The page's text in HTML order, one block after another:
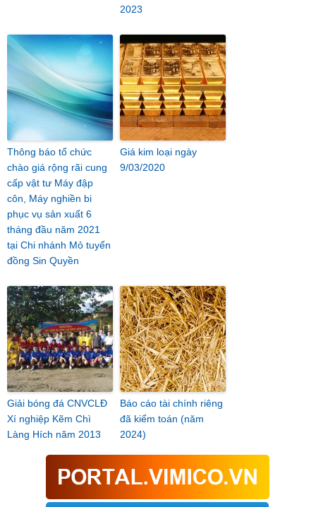
2023
Thông báo tổ chức
chào giá rộng rãi cung
cấp vật tư Máy đập
côn, Máy nghiền bi
phục vụ sản xuất 6
tháng đầu năm 2021
tại Chi nhánh Mỏ tuyển
đồng Sin Quyền
Giá kim loại ngày
9/03/2020
Giải bóng đá CNVCLĐ
Xí nghiệp Kẽm Chì
Làng Hích năm 2013
Báo cáo tài chính riêng
đã kiểm toán (năm
2024)